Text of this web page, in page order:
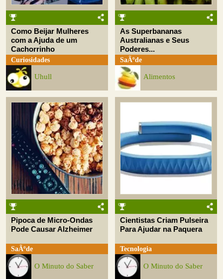
Como Beijar Mulheres
com a Ajuda de um
Cachorrinho
Curiosidades
Uhull
As Superbananas
Australianas e Seus
Poderes...
SaÃºde
Alimentos
Pipoca de Micro-Ondas
Pode Causar Alzheimer
SaÃºde
O Minuto do Saber
Cientistas Criam Pulseira
Para Ajudar na Paquera
Tecnologia
O Minuto do Saber